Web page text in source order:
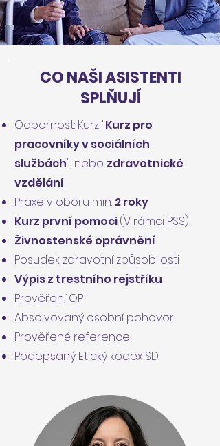
CO NAŠI ASISTENTI
SPLŇUJÍ
Odbornost: Kurz "Kurz pro
pracovníky v sociálních
službách", nebo zdravotnické
vzdělání
Praxe v oboru min. 2 roky
Kurz první pomoci(V rámci PSS)
Živnostenské oprávnění
Posudek zdravotní způsobilosti
Výpis z trestního rejstříku
Prověření OP
Absolvovaný osobní pohovor
Prověřené reference
Podepsaný Etický kodex SD